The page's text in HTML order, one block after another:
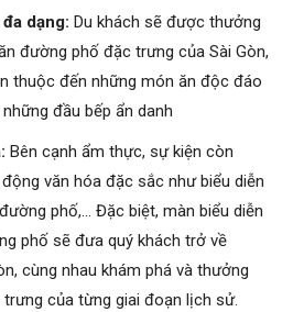
dạng: Du khách sẽ được thưởng
đường phố đặc trưng của Sài Gòn,
thuộc đến những món ăn độc đáo
đầu bếp ẩn danh
Bên cạnh ẩm thực, sự kiện còn
văn hóa đặc sắc như biểu diễn
phố,… Đặc biệt, màn biểu diễn
phố sẽ đưa quý khách trở về
cùng nhau khám phá và thưởng
của từng giai đoạn lịch sử.